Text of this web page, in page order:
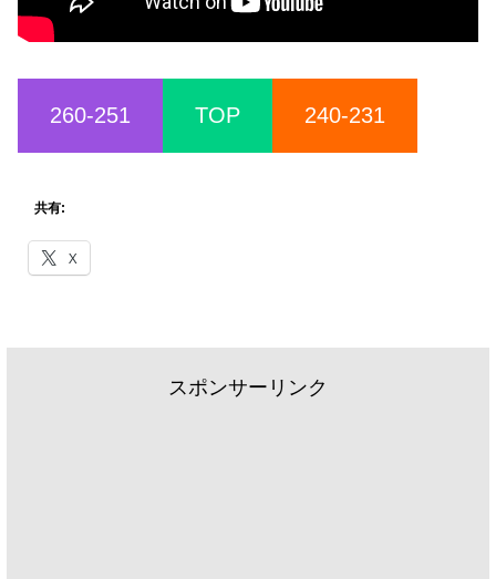
260-251 TOP 240-231
共有:
X
スポンサーリンク